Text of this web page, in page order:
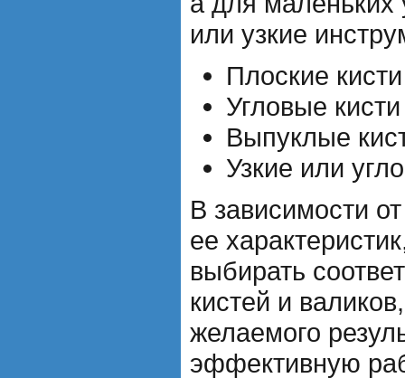
или узкие
Плоские
Угловые
Выпуклые
Узкие или
В зависимости
ее
выбирать
кистей и
желаемого
эффективную